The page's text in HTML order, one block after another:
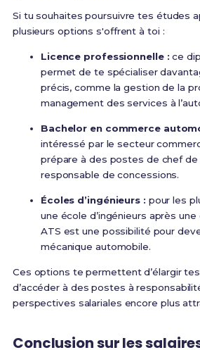
Si tu souhaites poursuivre tes études
plusieurs options s'offrent à toi :
Licence professionnelle : ce
permet de te spécialiser
précis, comme la gestion de la
management des services à
Bachelor en commerce
intéressé par le secteur
prépare à des postes de chef
responsable de concessions.
Écoles d’ingénieurs : pour les
une école d’ingénieurs après
ATS est une possibilité pour
mécanique automobile.
Ces options te permettent d’élargir
d’accéder à des postes à
perspectives salariales encore plus
Conclusion sur les